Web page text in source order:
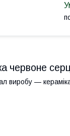
червоне
виробу —